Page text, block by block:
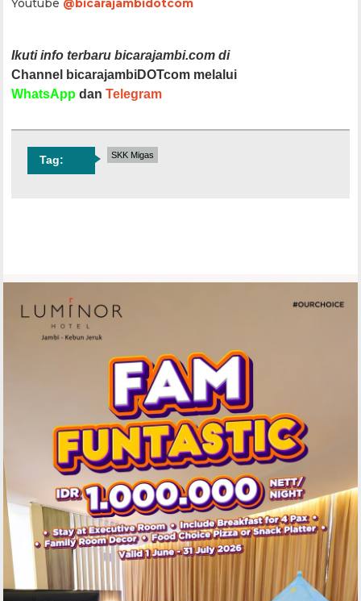
Youtube @bicarajambidotcom
Ikuti info terbaru bicarajambi.com di
Channel bicarajambiDOTcom melalui
WhatsApp danTelegram
Tag: SKK Migas